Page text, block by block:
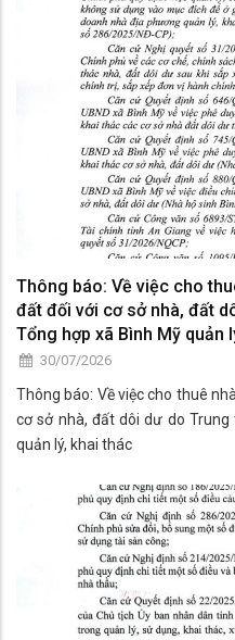
Thông báo: Về việc cho
đất đối với cơ sở nhà, đất
Tổng hợp xã Bình Mỹ quản
30/07/2026
Thông báo: Về việc cho thuê nhà gắn với quyền sử
cơ sở nhà, đất dôi dư do
quản lý, khai thác